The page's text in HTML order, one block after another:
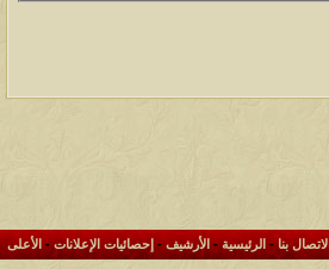
الاتصال بنا- الرئيسية- الأرشيف - إحصائيات الإعلانات- الأعلى